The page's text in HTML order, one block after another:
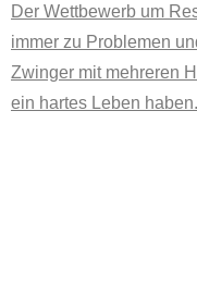
Der Wettbewerb um
immer zu Problemen
Zwinger mit mehreren
ein hartes Leben haben.